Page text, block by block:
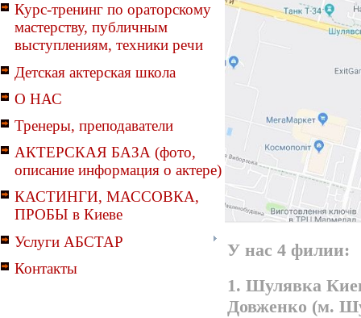
Курс-тренинг по ораторскому
мастерству, публичным
выступлениям, техники речи
Детская актерская школа
О НАС
Тренеры, преподаватели
АКТЕРСКАЯ БАЗА (фото,
описание информация о актере)
КАСТИНГИ, МАССОВКА,
ПРОБЫ в Киеве
Услуги АБСТАР
Контакты
У нас 4 филии:
1. Шулявка
Довженко (м.